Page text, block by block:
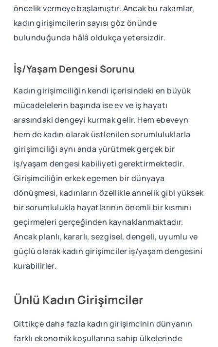
öncelik vermeye başlamıştır. Ancak bu rakamlar,
kadın girişimcilerin sayısı göz önünde
bulunduğunda hâlâ oldukça yetersizdir.
İş/Yaşam Dengesi Sorunu
Kadın girişimciliğin kendi içerisindeki en büyük
mücadelelerin başında ise ev ve iş hayatı
arasındaki dengeyi kurmak gelir. Hem ebeveyn
hem de kadın olarak üstlenilen sorumluluklarla
girişimciliği aynı anda yürütmek gerçek bir
iş/yaşam dengesi kabiliyeti gerektirmektedir.
Girişimciliğin erkek egemen bir dünyaya
dönüşmesi, kadınların özellikle annelik gibi yüksek
bir sorumlulukla hayatlarının önemli bir kısmını
geçirmeleri gerçeğinden kaynaklanmaktadır.
Ancak planlı, kararlı, sezgisel, dengeli, uyumlu ve
güçlü olarak kadın girişimciler iş/yaşam dengesini
kurabilirler.
Ünlü Kadın Girişimciler
Gittikçe daha fazla kadın girişimcinin dünyanın
farklı ekonomik koşullarına sahip ülkelerinde